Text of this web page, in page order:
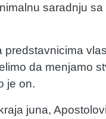
saradnju
da menjamo
je on.
juna,